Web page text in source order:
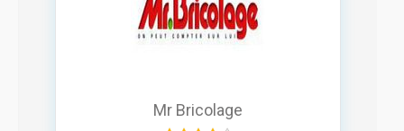
Mr Bricolage